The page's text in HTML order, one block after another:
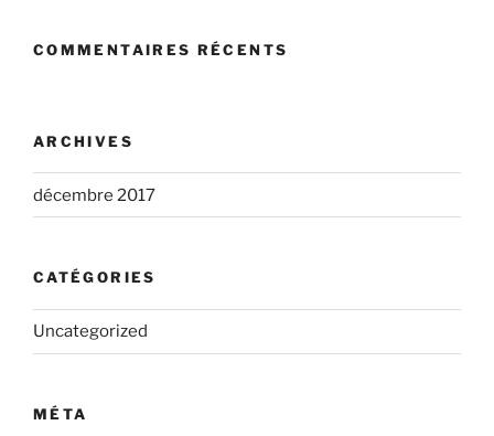
COMMENTAIRES RÉCENTS
ARCHIVES
décembre 2017
CATÉGORIES
Uncategorized
MÉTA